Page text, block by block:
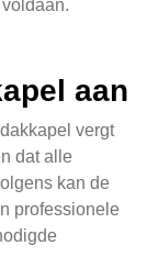
aan
vergt
dat alle
kan de
professionele